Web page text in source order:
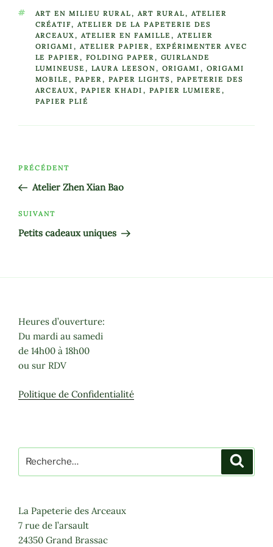
ÉTIQUETTES
ART EN MILIEU RURAL , ART RURAL , ATELIER
CRÉATIF, ATELIER DE LA PAPETERIE DES
ARCEAUX , ATELIER EN FAMILLE , ATELIER
ORIGAMI , ATELIER PAPIER , EXPÉRIMENTER AVEC
LE PAPIER , FOLDING PAPER , GUIRLANDE
LUMINEUSE , LAURA LEESON , ORIGAMI , ORIGAMI
MOBILE , PAPER , PAPER LIGHTS , PAPETERIE DES
ARCEAUX , PAPIER KHADI , PAPIER LUMIERE ,
PAPIER PLIÉ
Navigation
l’article
Article
précédent
PRÉCÉDENT
Atelier Zhen Xian Bao
Article
suivant
SUIVANT
Petits cadeaux uniques
Heures d’ouverture:
Du mardi au samedi
de 14h00 à 18h00
ou sur RDV
Politique de Confidentialité
pour
La Papeterie des Arceaux
7 rue de l’arsault
24350 Grand Brassac